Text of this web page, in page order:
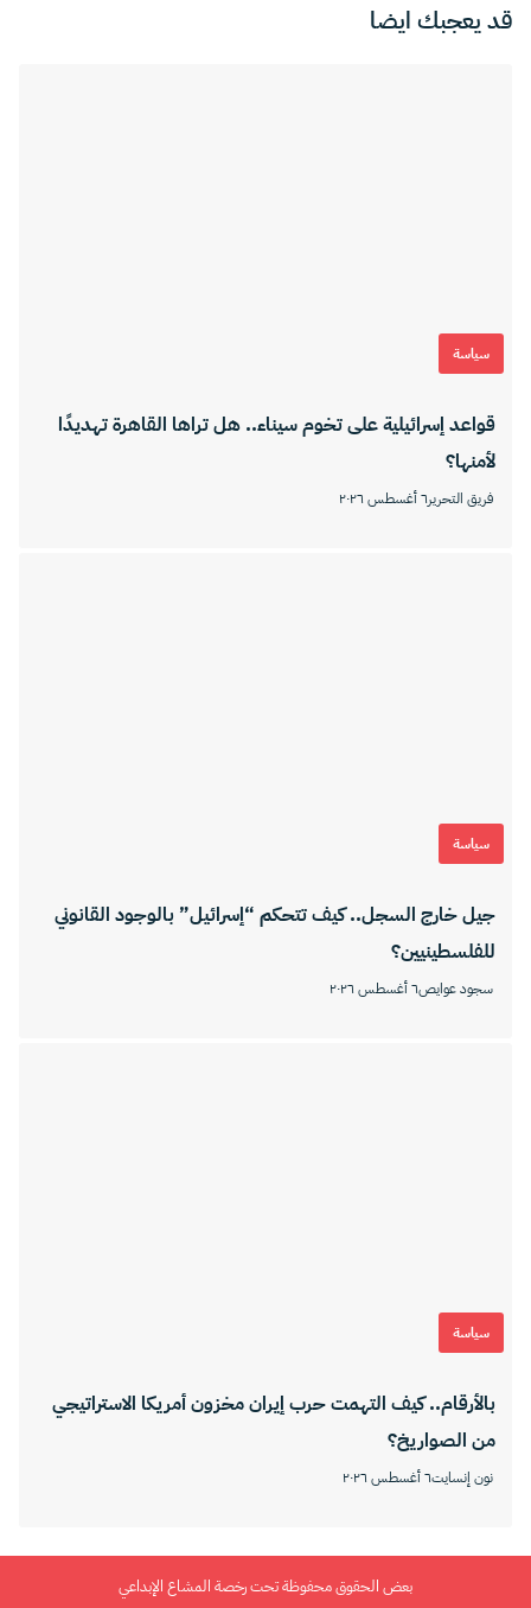
قد يعجبك ايضا
سياسة
قواعد إسرائيلية على تخوم سيناء.. هل تراها القاهرة تهديدًا
لأمنها؟
فريق التحرير٦ أغسطس ٢٠٢٦
سياسة
جيل خارج السجل.. كيف تتحكم “إسرائيل” بالوجود القانوني
للفلسطينيين؟
سجود عوايص٦ أغسطس ٢٠٢٦
سياسة
بالأرقام.. كيف التهمت حرب إيران مخزون أمريكا الاستراتيجي
من الصواريخ؟
نون إنسايت٦ أغسطس ٢٠٢٦
بعض الحقوق محفوظة تحت رخصة المشاع الإبداعي